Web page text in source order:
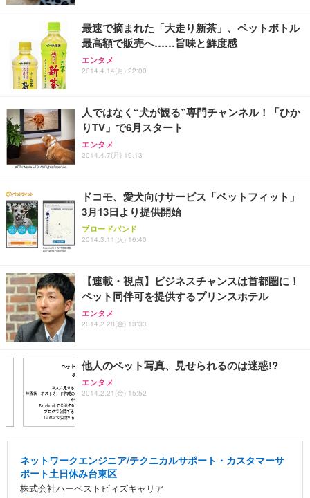
ト 幅52×奥行58.5×高さ84～96cm テレワーク 在宅
勤務 ブラック
￥4,139
像低減 (3年保証 | 輝点保証 | 日本メーカー)
￥34,980
￥3,731
最速で摘まれた「大走り新茶」、ペットボトル
最高額で販売へ……旨味と鮮度感
エンタメ
2014.4.14(月) 22:00
人ではなく“犬が観る”専門チャンネル！「ひか
りTV」で6月スタート
エンタメ
2014.4.7(月) 19:13
ドコモ、愛犬向けサービス「ペットフィット」
3月13日より提供開始
ブロードバンド
2014.3.11(火) 16:40
【連載・視点】ビジネスチャンスは首都圏に！
ペット同伴可を提供するプリンスホテル
エンタメ
2014.2.28(金) 13:33
他人のペット写真、見せられるのは迷惑!?
エンタメ
2014.2.21(金) 15:52
ネットワークエンジニア/テクニカルサポート・カスタマーサ
ポート土日休み台東区
株式会社ハーベストビィズキャリア